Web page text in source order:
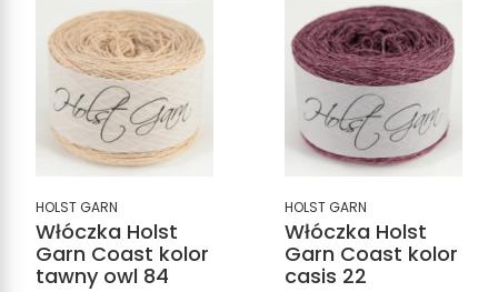
HOLST GARN
Włóczka Holst
Garn Coast kolor
tawny owl 84
HOLST GARN
Włóczka Holst
Garn Coast kolor
casis 22